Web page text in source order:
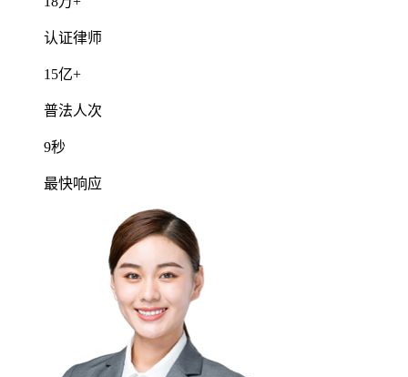
3k字，预估阅读时间10分钟
为帮您快速解决问题
快速查看全文
阅读全文
请确认咨询信息
电话咨询
律师
深度沟通20分钟，问题解决率99%
解答不限次数，服务时间内无限次追问